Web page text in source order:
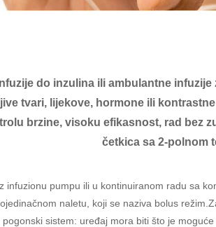
do inzulina ili ambulantne
tvari, lijekove, hormone ili
brzine, visoku efikasnost, rad bez
četkica sa 2-polnom
infuzionu pumpu ili u kontinuiranom radu sa
naletu, koji se naziva bolus
sistem: uređaj mora biti što je